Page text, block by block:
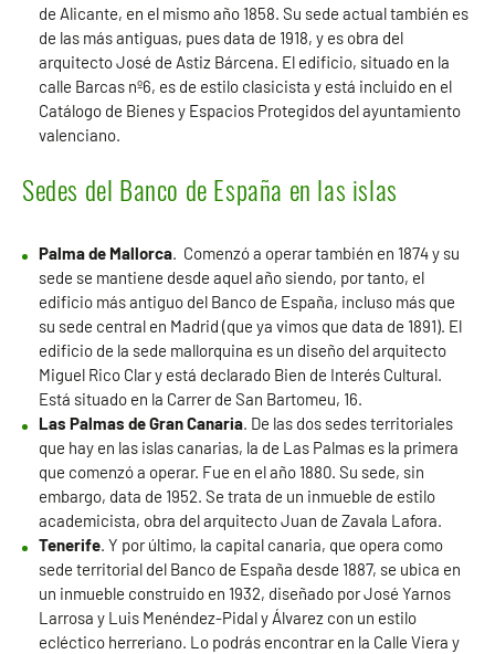
de Alicante, en el mismo año 1858. Su sede actual también es
de las más antiguas, pues data de 1918, y es obra del
arquitecto José de Astiz Bárcena. El edificio, situado en la
calle Barcas nº6, es de estilo clasicista y está incluido en el
Catálogo de Bienes y Espacios Protegidos del ayuntamiento
valenciano.
Sedes del Banco de España en las islas
Palma de Mallorca. Comenzó a operar también en 1874 y su
sede se mantiene desde aquel año siendo, por tanto, el
edificio más antiguo del Banco de España, incluso más que
su sede central en Madrid (que ya vimos que data de 1891). El
edificio de la sede mallorquina es un diseño del arquitecto
Miguel Rico Clar y está declarado Bien de Interés Cultural.
Está situado en la Carrer de San Bartomeu, 16.
Las Palmas de Gran Canaria. De las dos sedes territoriales
que hay en las islas canarias, la de Las Palmas es la primera
que comenzó a operar. Fue en el año 1880. Su sede, sin
embargo, data de 1952. Se trata de un inmueble de estilo
academicista, obra del arquitecto Juan de Zavala Lafora.
Tenerife. Y por último, la capital canaria, que opera como
sede territorial del Banco de España desde 1887, se ubica en
un inmueble construido en 1932, diseñado por José Yarnos
Larrosa y Luis Menéndez-Pidal y Álvarez con un estilo
ecléctico herreriano. Lo podrás encontrar en la Calle Viera y